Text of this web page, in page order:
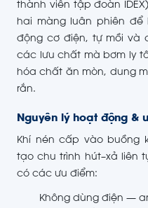
thành viên tập đoàn
hai màng luân phiên để
động cơ điện, tự mồi và
các lưu chất mà bơm ly
hóa chất ăn mòn, dung
rắn.
Nguyên lý hoạt động &
Khí nén cấp vào buồng
tạo chu trình hút–xả liên
có các ưu điểm:
Không dùng điện —